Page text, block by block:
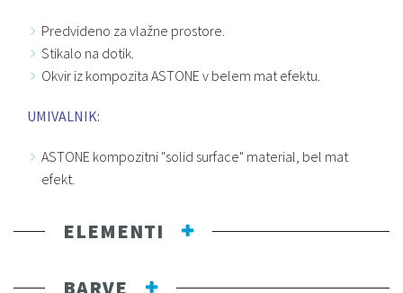
Predvideno za vlažne prostore.
Stikalo na dotik.
Okvir iz kompozita ASTONE v belem mat efektu.
UMIVALNIK:
ASTONE kompozitni "solid surface" material, bel mat
efekt.
ELEMENTI
BARVE